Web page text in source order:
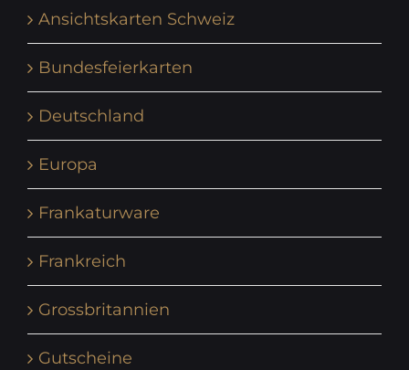
Ansichtskarten Schweiz
Bundesfeierkarten
Deutschland
Europa
Frankaturware
Frankreich
Grossbritannien
Gutscheine